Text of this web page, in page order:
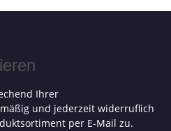
Ihrer
und jederzeit widerruflich
per E-Mail zu.